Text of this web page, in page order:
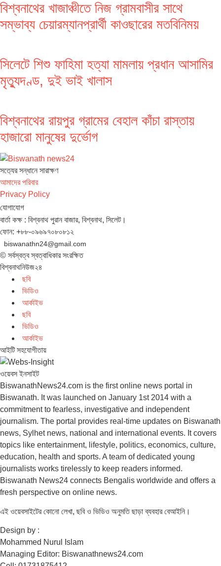
বিশ্বনাথের খাজাঞ্চীতে নিজ গ্রামবাসীর সাথে
সম্ভাব্য চেয়ারম্যানপ্রার্থী কাওছারের মতবিনিময়
সিলেটে শিশু ফাহিমা হত্যা মামলায় প্রধান আসামির
মৃত্যুদণ্ড, দুই ভাই খালাস
বিশ্বনাথের রায়পুর গ্রামের বেহাল কাঁচা রাস্তায়
হাজারো মানুষের দুর্ভোগ
সত‌্যের সন্ধানে সারাক্ষণ
আমাদের পরিবার
Privacy Policy
যোগাযোগ
বার্তা কক্ষ : বিশ্বনাথ পুরান বাজার, বিশ্বনাথ, সিলেট।
ফোন: +৮৮-০৯৬৯৭০৮০৮১২
biswanathn24@gmail.com
© সর্বস্বত্ব স্বত্বাধিকার সংরক্ষিত
বিশ্বনাথনিউজ২৪
ছবি
ভিডিও
আর্কাইভ
ছবি
ভিডিও
আর্কাইভ
আইটি সহযোগীতায়
ওয়েবস ইনসাইট
BiswanathNews24.com is the first online news portal in
Biswanath. It was launched on January 1st 2014 with a
commitment to fearless, investigative and independent
journalism. The portal provides real-time updates on Biswanath
news, Sylhet news, national and international events. It covers
topics like entertainment, lifestyle, politics, economics, culture,
education, health and sports. A team of dedicated young
journalists works tirelessly to keep readers informed.
Biswanath News24 connects Bengalis worldwide and offers a
fresh perspective on online news.
এই ওয়েবসাইটের কোনো লেখা, ছবি ও ভিডিও অনুমতি ছাড়া ব্যবহার বেআইনি।
Design by :
Mohammed Nurul Islam
Managing Editor: Biswanathnews24.com